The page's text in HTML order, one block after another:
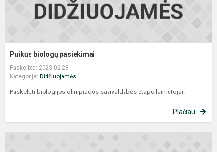
Puikūs biologų pasiekimai
Paskelbta: 2023-02-28
Kategorija: Didžiuojamės
Paskelbti biologijos olimpiados savivaldybės etapo laimėtojai.
Plačiau